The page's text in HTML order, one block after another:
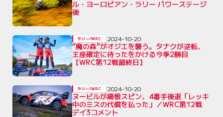
ル・ヨーロピアン・ラリー パワーステージ
後
“魔の森”がオジエを襲う。タナクが逆転、
王座確定に待ったをかける今季2勝目
【WRC第12戦最終日】
ラリー/WRC 2024-10-20
ヌービルが痛恨スピン、4番手後退「レッキ
中のミスの代償を払った」／WRC第12戦
デイ3コメント
ラリー/WRC 2024-10-20